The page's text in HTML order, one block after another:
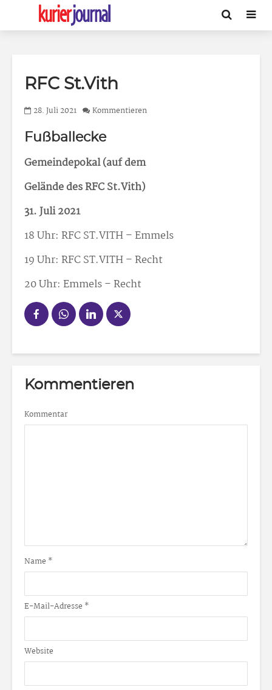
RFC St.Vith
28. Juli 2021 Kommentieren
Fußballecke
Gemeindepokal (auf dem
Gelände des RFC St.Vith)
31. Juli 2021
18 Uhr: RFC ST.VITH – Emmels
19 Uhr: RFC ST.VITH – Recht
20 Uhr: Emmels – Recht
Kommentieren
Kommentar
Name *
E-Mail-Adresse *
Website